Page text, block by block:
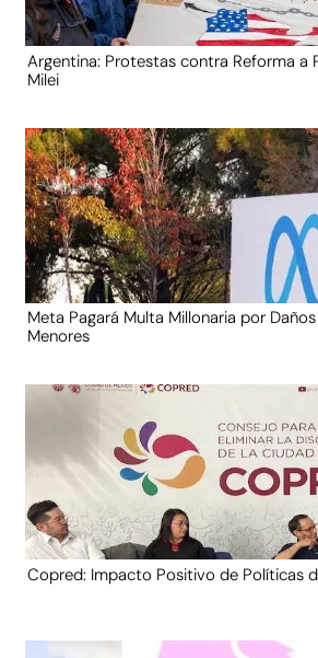
Argentina: Protestas contra Reforma a
Milei
Meta Pagará Multa Millonaria por
Menores
Copred: Impacto Positivo de Políticas